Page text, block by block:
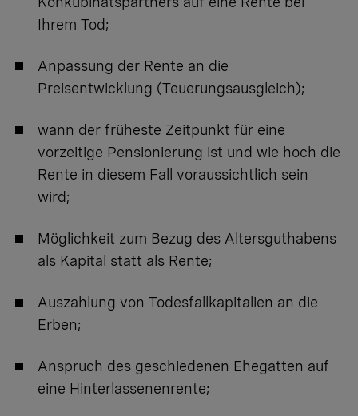
Ihrem Tod;
Anpassung der Rente an die
Preisentwicklung (Teuerungsausgleich);
wann der früheste Zeitpunkt für eine
vorzeitige Pensionierung ist und wie hoch die
Rente in diesem Fall voraussichtlich sein
wird;
Möglichkeit zum Bezug des Altersguthabens
als Kapital statt als Rente;
Auszahlung von Todesfallkapitalien an die
Erben;
Anspruch des geschiedenen Ehegatten auf
eine Hinterlassenenrente;